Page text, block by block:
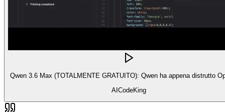
Qwen 3.6 Max (TOTALMENTE GRATUITO): Qwen ha appena distrutto
AICodeKing